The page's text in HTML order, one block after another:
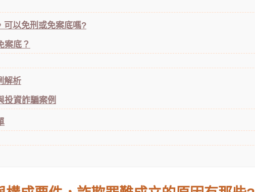
可以免刑或免案底嗎?
案底？
解析
投資詐騙案例